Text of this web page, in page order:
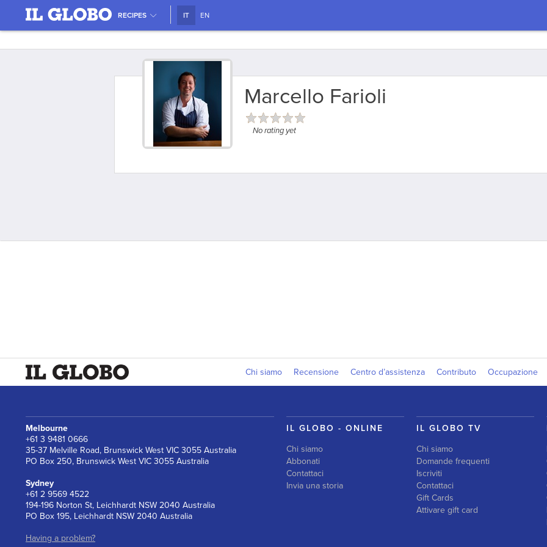
RECIPES IT EN
Marcello Farioli
No rating yet
Chi siamo Recensione Centro d’assistenza Contributo Occupazione
Melbourne
+61 3 9481 0666
35-37 Melville Road, Brunswick West VIC 3055 Australia
PO Box 250, Brunswick West VIC 3055 Australia
Sydney
+61 2 9569 4522
194-196 Norton St, Leichhardt NSW 2040 Australia
PO Box 195, Leichhardt NSW 2040 Australia
Having a problem?
IL GLOBO - ONLINE
Chi siamo
Abbonati
Contattaci
Invia una storia
IL GLOBO TV
Chi siamo
Domande frequenti
Iscriviti
Contattaci
Gift Cards
Attivare gift card